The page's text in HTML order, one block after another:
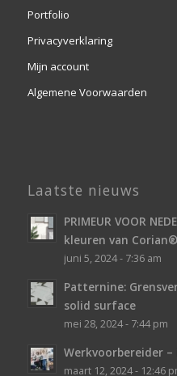
Portfolio
Privacyverklaring
Mijn account
Algemene Voorwaarden
Laatste nieuws
PRIMEUR VOOR
kleuren van
juni 5, 2024 - 7:36 am
Patternine:
solid surface
mei 28, 2024 - 7:44 pm
Werkvoorbereider
maart 12, 2024 - 12:46